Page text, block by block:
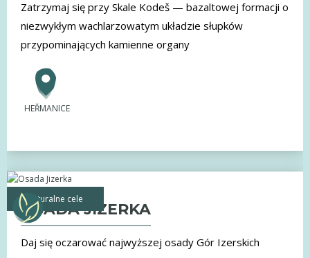
Zatrzymaj się przy Skale Kodeš — bazaltowej formacji o
niezwykłym wachlarzowatym układzie słupków
przypominających kamienne organy
HEŘMANICE
naturalne cele
OSADA JIZERKA
Daj się oczarować najwyższej osady Gór Izerskich